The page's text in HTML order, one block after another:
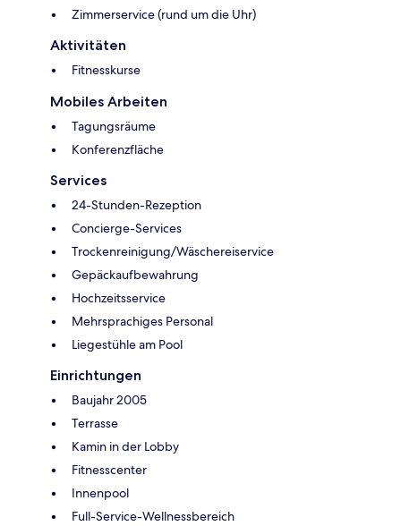
Zimmerservice (rund um die Uhr)
Aktivitäten
Fitnesskurse
Mobiles Arbeiten
Tagungsräume
Konferenzfläche
Services
24-Stunden-Rezeption
Concierge-Services
Trockenreinigung/Wäschereiservice
Gepäckaufbewahrung
Hochzeitsservice
Mehrsprachiges Personal
Liegestühle am Pool
Einrichtungen
Baujahr 2005
Terrasse
Kamin in der Lobby
Fitnesscenter
Innenpool
Full-Service-Wellnessbereich